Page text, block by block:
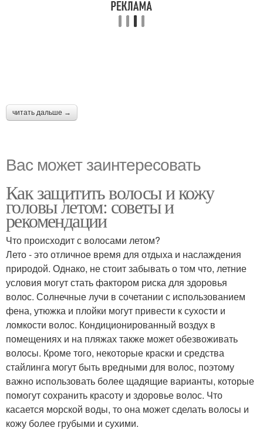
читать дальше →
Вас может заинтересовать
Как защитить волосы и кожу
головы летом: советы и
рекомендации
Что происходит с волосами летом?
Лето - это отличное время для отдыха и наслаждения
природой. Однако, не стоит забывать о том что, летние
условия могут стать фактором риска для здоровья
волос. Солнечные лучи в сочетании с использованием
фена, утюжка и плойки могут привести к сухости и
ломкости волос. Кондиционированный воздух в
помещениях и на пляжах также может обезвоживать
волосы. Кроме того, некоторые краски и средства
стайлинга могут быть вредными для волос, поэтому
важно использовать более щадящие варианты, которые
помогут сохранить красоту и здоровье волос. Что
касается морской воды, то она может сделать волосы и
кожу более грубыми и сухими.